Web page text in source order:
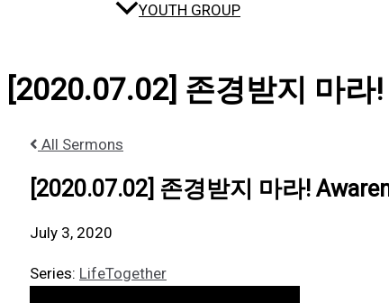
YOUTH GROUP
[2020.07.02] 존경받지 마라
All Sermons
[2020.07.02] 존경받지 마라!
July 3, 2020
Series: LifeTogether